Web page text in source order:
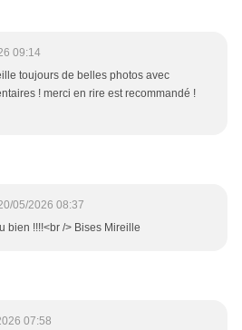
09:14
toujours de belles photos avec
! merci en rire est recommandé !
05/2026 08:37
bien !!!!<br /> Bises Mireille
07:58